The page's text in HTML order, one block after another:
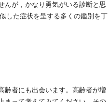
が，かなり勇気がいる診断と思
した症状を呈する多くの鑑別を丁
齢者にも出会います。高齢者が増